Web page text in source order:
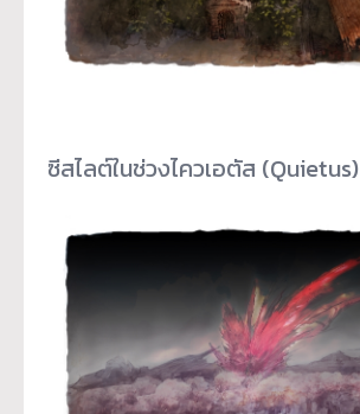
ซีสไลต์ในช่วงไควเอตัส (Quietus)